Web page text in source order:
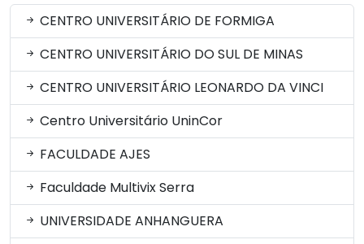
CENTRO UNIVERSITÁRIO DE FORMIGA
CENTRO UNIVERSITÁRIO DO SUL DE MINAS
CENTRO UNIVERSITÁRIO LEONARDO DA VINCI
Centro Universitário UninCor
FACULDADE AJES
Faculdade Multivix Serra
UNIVERSIDADE ANHANGUERA